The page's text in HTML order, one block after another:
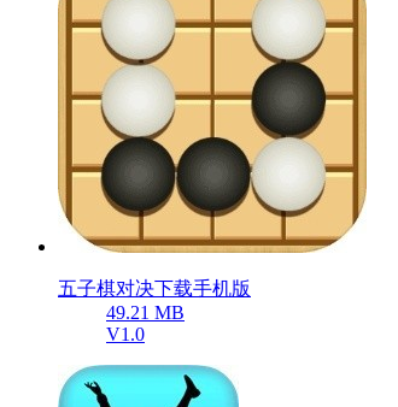
五子棋对决下载手机版
49.21 MB
V1.0